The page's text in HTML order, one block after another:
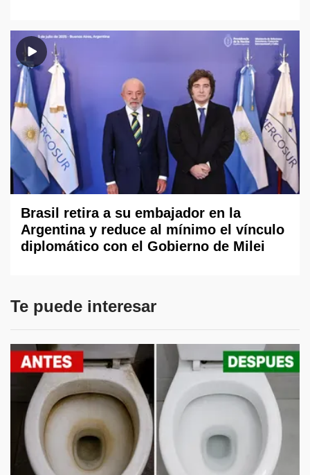
Brasil retira a su embajador en la
Argentina y reduce al mínimo el vínculo
diplomático con el Gobierno de Milei
Te puede interesar